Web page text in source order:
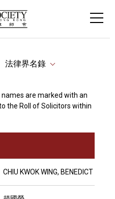
法律界名錄
are marked with an
the Roll of Solicitors within
CHIU KWOK WING, BENEDICT